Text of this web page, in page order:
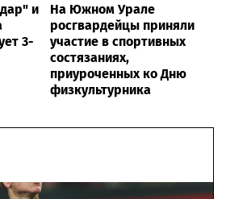
и
3-
На Южном Урале
росгвардейцы приняли
участие в спортивных
состязаниях,
приуроченных ко Дню
физкультурника